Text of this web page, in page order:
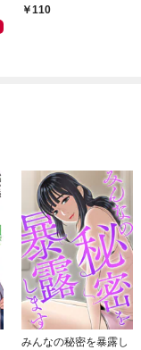
連載版】１
110
みんなの秘密を暴露し